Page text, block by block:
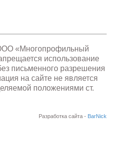
«Многопрофильный
использование
письменного разрешения
на сайте не является
положениями ст.
Разработка сайта - BarNick